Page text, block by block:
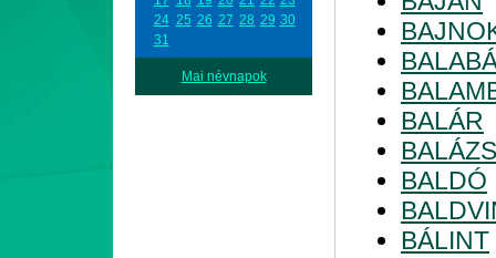
24 25 26 27 28 29 30
31
Mai névnapok
BALÁR
BALÁZS
BALDÓ
BÁLINT